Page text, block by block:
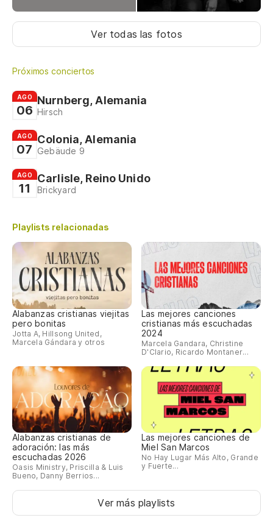
Ver todas las fotos
Próximos conciertos
AGO
06
Nurnberg, Alemania
Hirsch
AGO
07
Colonia, Alemania
Gebäude 9
AGO
11
Carlisle, Reino Unido
Brickyard
Playlists relacionadas
Alabanzas cristianas viejitas
pero bonitas
Jotta A, Hillsong United,
Marcela Gándara y otros
Las mejores canciones
cristianas más escuchadas
2024
Marcela Gandara, Christine
D'Clario, Ricardo Montaner...
Alabanzas cristianas de
adoración: las más
escuchadas 2026
Oasis Ministry, Priscilla & Luis
Bueno, Danny Berrios...
Las mejores canciones de
Miel San Marcos
No Hay Lugar Más Alto, Grande
y Fuerte...
Ver más playlists